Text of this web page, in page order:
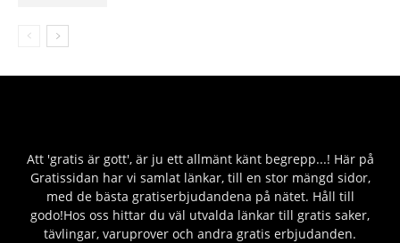
Att 'gratis är gott', är ju ett allmänt känt begrepp...! Här på
Gratissidan har vi samlat länkar, till en stor mängd sidor,
med de bästa gratiserbjudandena på nätet. Håll till
godo!Hos oss hittar du väl utvalda länkar till gratis saker,
tävlingar, varuprover och andra gratis erbjudanden.